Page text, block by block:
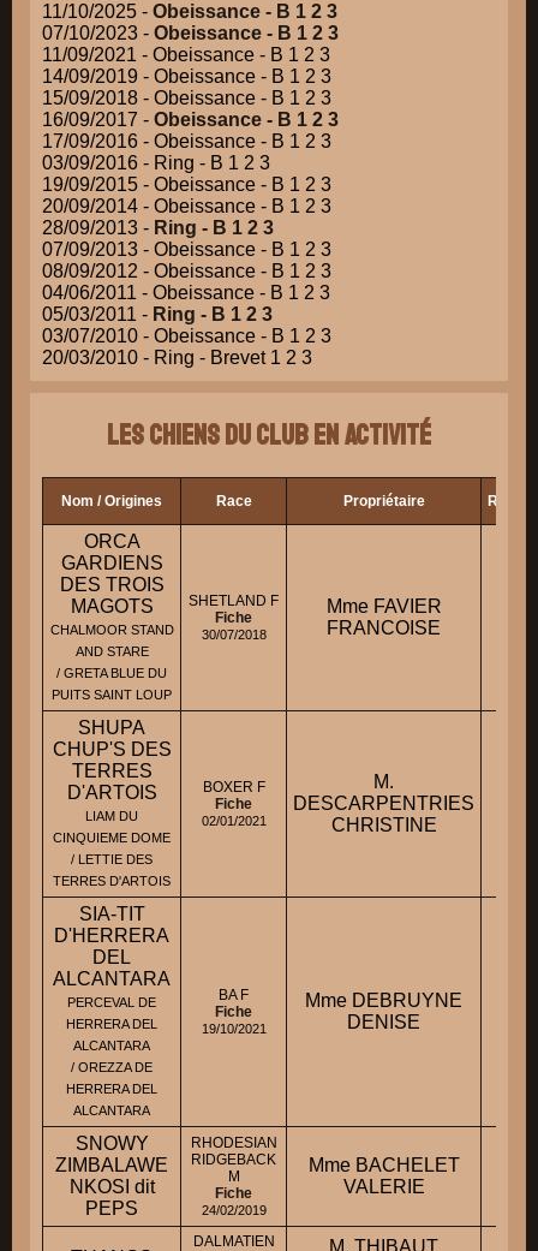
11/10/2025 - Obeissance - B 1 2 3
07/10/2023 - Obeissance - B 1 2 3
11/09/2021 - Obeissance - B 1 2 3
14/09/2019 - Obeissance - B 1 2 3
15/09/2018 - Obeissance - B 1 2 3
16/09/2017 - Obeissance - B 1 2 3
17/09/2016 - Obeissance - B 1 2 3
03/09/2016 - Ring - B 1 2 3
19/09/2015 - Obeissance - B 1 2 3
20/09/2014 - Obeissance - B 1 2 3
28/09/2013 - Ring - B 1 2 3
07/09/2013 - Obeissance - B 1 2 3
08/09/2012 - Obeissance - B 1 2 3
04/06/2011 - Obeissance - B 1 2 3
05/03/2011 - Ring - B 1 2 3
03/07/2010 - Obeissance - B 1 2 3
20/03/2010 - Ring - Brevet 1 2 3
Les chiens du club en activité
Nom / Origines Race Propriétaire Ring
ORCA
GARDIENS
DES TROIS
MAGOTS
CHALMOOR STAND
AND STARE
/ GRETA BLUE DU
PUITS SAINT LOUP
SHETLAND F
Fiche
30/07/2018
Mme FAVIER
FRANCOISE
SHUPA
CHUP'S DES
TERRES
D'ARTOIS
LIAM DU
CINQUIEME DOME
/ LETTIE DES
TERRES D'ARTOIS
BOXER F
Fiche
02/01/2021
M.
DESCARPENTRIES
CHRISTINE
SIA-TIT
D'HERRERA
DEL
ALCANTARA
PERCEVAL DE
HERRERA DEL
ALCANTARA
/ OREZZA DE
HERRERA DEL
ALCANTARA
BA F
Fiche
19/10/2021
Mme DEBRUYNE
DENISE
SNOWY
ZIMBALAWE
NKOSI dit
PEPS
RHODESIAN
RIDGEBACK
M
Fiche
24/02/2019
Mme BACHELET
VALERIE
DALMATIEN
M. THIBAUT